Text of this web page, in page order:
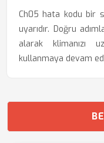
Ch05 hata kodu bir
uyarıdır. Doğru
alarak klimanızı
kullanmaya devam